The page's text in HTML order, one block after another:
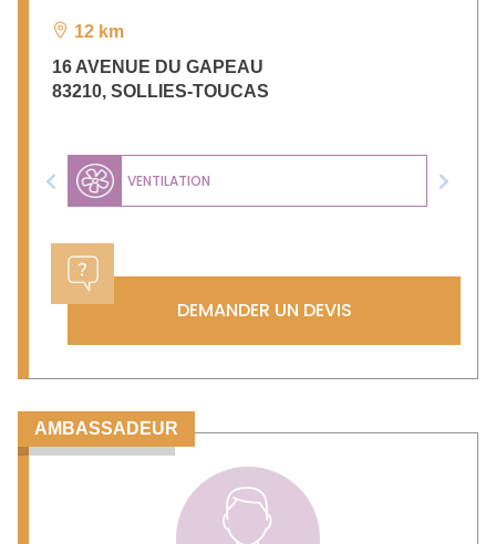
12 km
16 AVENUE DU GAPEAU
83210, SOLLIES-TOUCAS
VENTILATION
Previous Next
DEMANDER UN DEVIS
AMBASSADEUR